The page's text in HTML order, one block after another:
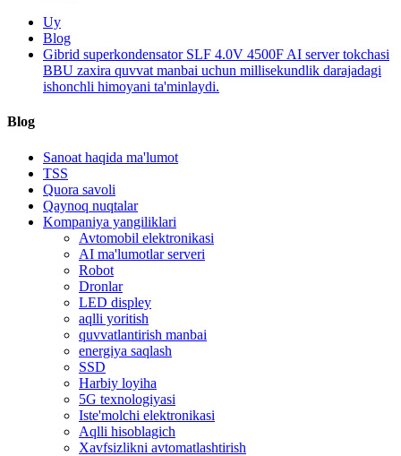
Uy
Blog
Gibrid superkondensator SLF 4.0V 4500F AI server tokchasi
BBU zaxira quvvat manbai uchun millisekundlik darajadagi
ishonchli himoyani ta'minlaydi.
Blog
Sanoat haqida ma'lumot
TSS
Quora savoli
Qaynoq nuqtalar
Kompaniya yangiliklari
Avtomobil elektronikasi
AI ma'lumotlar serveri
Robot
Dronlar
LED displey
aqlli yoritish
quvvatlantirish manbai
energiya saqlash
SSD
Harbiy loyiha
5G texnologiyasi
Iste'molchi elektronikasi
Aqlli hisoblagich
Xavfsizlikni avtomatlashtirish